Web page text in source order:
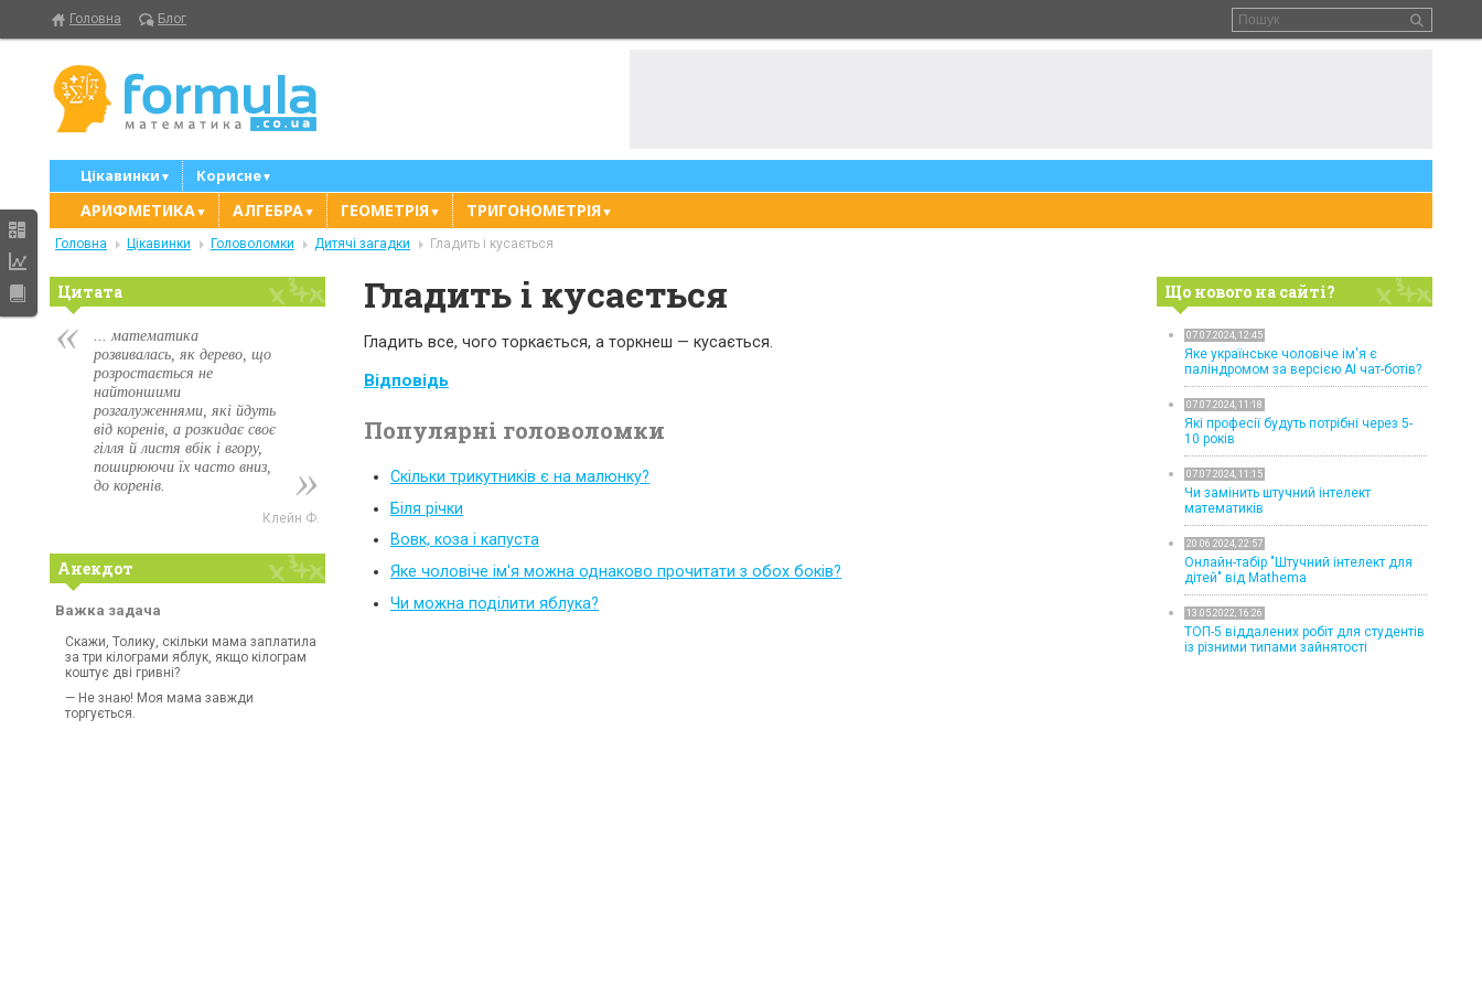
Головна Блог
Цікавинки ▼ Корисне▼
АРИФМЕТИКА▼ АЛГЕБРА▼ ГЕОМЕТРІЯ▼ ТРИГОНОМЕТРІЯ▼
Головна Цікавинки Головоломки Дитячі загадки Гладить і кусається
Цитата
... математика
розвивалась, як дерево, що
розростається не
найтоншими
розгалуженнями, які йдуть
від коренів, а розкидає своє
гілля й листя вбік і вгору,
поширюючи їх часто вниз,
до коренів.
Клейн Ф.
Анекдот
Важка задача
Скажи, Толику, скільки мама заплатила
за три кілограми яблук, якщо кілограм
коштує дві гривні?
— Не знаю! Моя мама завжди
торгується.
Що нового на сайті?
07.07.2024, 12:45
Яке українське чоловіче ім'я є
паліндромом за версією AI чат-ботів?
07.07.2024, 11:18
Які професії будуть потрібні через 5-
10 років
07.07.2024, 11:15
Чи замінить штучний інтелект
математиків
20.06.2024, 22:57
Онлайн-табір "Штучний інтелект для
дітей" від Mathema
13.05.2022, 16:26
ТОП-5 віддалених робіт для студентів
із різними типами зайнятості
Гладить і кусається
Гладить все, чого торкається, а торкнеш — кусається.
Відповідь
Популярні головоломки
Скільки трикутників є на малюнку?
Біля річки
Вовк, коза і капуста
Яке чоловіче ім'я можна однаково прочитати з обох боків?
Чи можна поділити яблука?